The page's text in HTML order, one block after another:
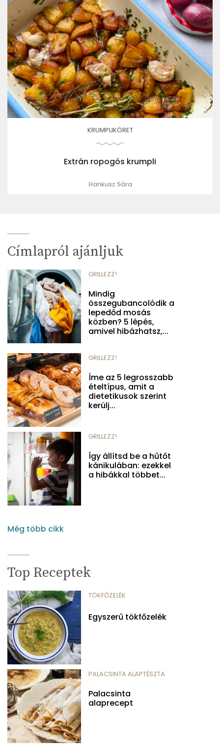
KRUMPLIKÖRET
Extrán ropogós krumpli
Hankusz Sára
Címlapról ajánljuk
GRILLEZZ!
Mindig
összegubancolódik a
lepedőd mosás
közben? 5 lépés,
amivel hibázhatsz,...
GRILLEZZ!
Íme az 5 legrosszabb
ételtípus, amit a
dietetikusok szerint
kerülj...
GRILLEZZ!
Így állítsd be a hűtőt
kánikulában: ezekkel
a hibákkal többet...
Még több cikk
Top Receptek
TÖKFŐZELÉK
Egyszerű tökfőzelék
PALACSINTA ALAPTÉSZTA
Palacsinta
alaprecept